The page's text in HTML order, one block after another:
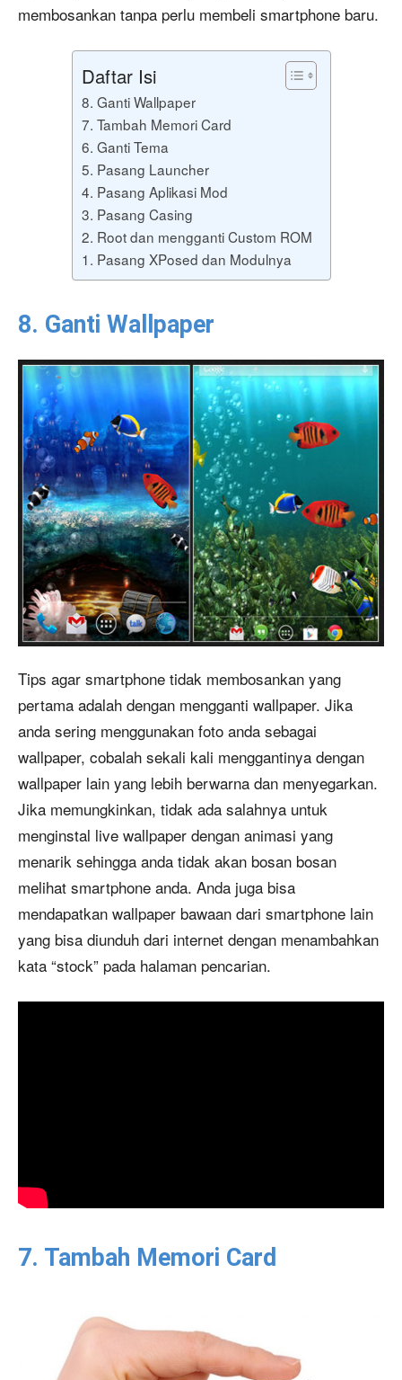
membosankan tanpa perlu membeli smartphone baru.
Daftar Isi
8. Ganti Wallpaper
7. Tambah Memori Card
6. Ganti Tema
5. Pasang Launcher
4. Pasang Aplikasi Mod
3. Pasang Casing
2. Root dan mengganti Custom ROM
1. Pasang XPosed dan Modulnya
8. Ganti Wallpaper
Tips agar smartphone tidak membosankan yang
pertama adalah dengan mengganti wallpaper. Jika
anda sering menggunakan foto anda sebagai
wallpaper, cobalah sekali kali menggantinya dengan
wallpaper lain yang lebih berwarna dan menyegarkan.
Jika memungkinkan, tidak ada salahnya untuk
menginstal live wallpaper dengan animasi yang
menarik sehingga anda tidak akan bosan bosan
melihat smartphone anda. Anda juga bisa
mendapatkan wallpaper bawaan dari smartphone lain
yang bisa diunduh dari internet dengan menambahkan
kata “stock” pada halaman pencarian.
7. Tambah Memori Card